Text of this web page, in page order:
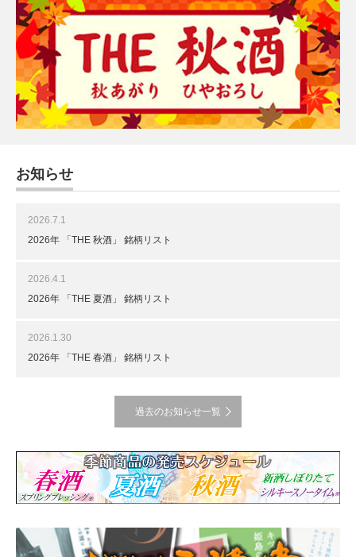
お知らせ
2026.7.1
2026年 「THE 秋酒」 銘柄リスト
2026.4.1
2026年 「THE 夏酒」 銘柄リスト
2026.1.30
2026年 「THE 春酒」 銘柄リスト
過去のお知らせ一覧